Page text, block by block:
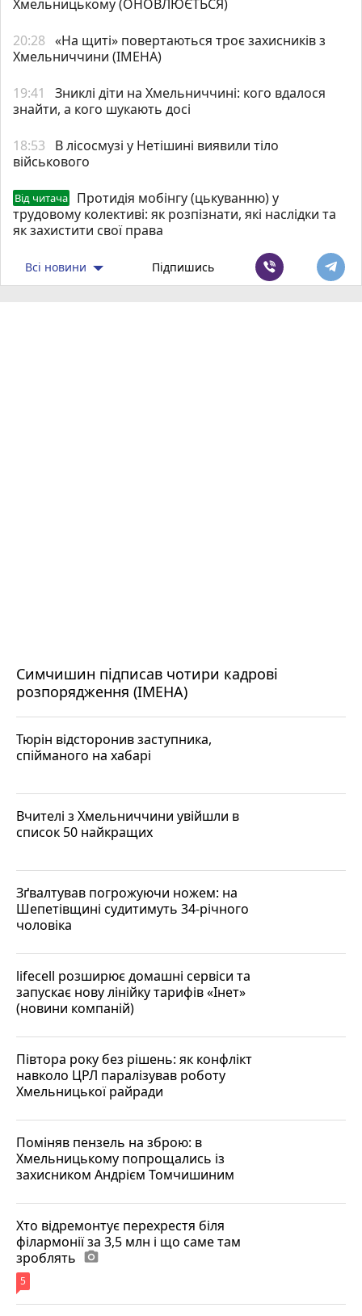
Хмельницькому (ОНОВЛЮЄТЬСЯ)
20:28 «На щиті» повертаються троє захисників з
Хмельниччини (ІМЕНА)
19:41
Зниклі діти на Хмельниччині: кого вдалося
знайти, а кого шукають досі
18:53
В лісосмузі у Нетішині виявили тіло
військового
Від читача
Протидія мобінгу (цькуванню) у
трудовому колективі: як розпізнати, які наслідки та
як захистити свої права
Всі новини Підпишись
Симчишин підписав чотири кадрові
розпорядження (ІМЕНА)
Тюрін відсторонив заступника,
спійманого на хабарі
Вчителі з Хмельниччини увійшли в
список 50 найкращих
Зґвалтував погрожуючи ножем: на
Шепетівщині судитимуть 34-річного
чоловіка
lifecell розширює домашні сервіси та
запускає нову лінійку тарифів «Інет»
(новини компаній)
Півтора року без рішень: як конфлікт
навколо ЦРЛ паралізував роботу
Хмельницької райради
Поміняв пензель на зброю: в
Хмельницькому попрощались із
захисником Андрієм Томчишиним
Хто відремонтує перехрестя біля
філармонії за 3,5 млн і що саме там
зроблять photo_camera
5